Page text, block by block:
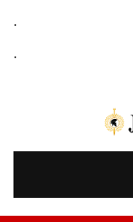
.
.